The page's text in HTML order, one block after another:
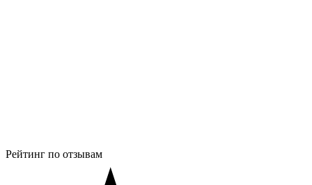
Рейтинг по отзывам